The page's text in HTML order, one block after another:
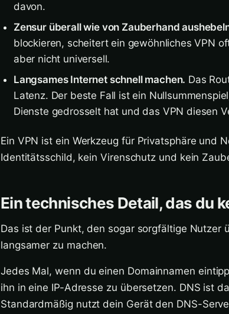
davon.
Zensur überall wie von Zauberhand
blockieren, scheitert ein gewöhnliches VPN
aber nicht universell.
Langsames Internet schnell machen. Das
Latenz. Der beste Fall ist ein
Dienste gedrosselt hat und das VPN diesen
Ein VPN ist ein Werkzeug für Privatsphäre und
Identitätsschild, kein Virenschutz und kein
Ein technisches Detail, das du
Das ist der Punkt, den sogar sorgfältige Nutzer
langsamer zu machen.
Jedes Mal, wenn du einen Domainnamen
ihn in eine IP-Adresse zu übersetzen. DNS ist
Standardmäßig nutzt dein Gerät den DNS-